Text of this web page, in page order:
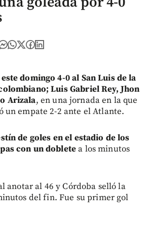
domingo 4-0 al San Luis de la
Luis Gabriel Rey, Jhon
Arizala, en una jornada en la que
un empate 2-2 ante el Atlante.
de goles en el estadio de los
con un dobletea los minutos
anotar al 46 y Córdoba selló la
del fin. Fue su primer gol